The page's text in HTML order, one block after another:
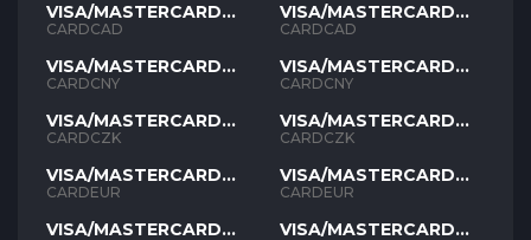
VISA/MASTERCARD
CAD
CARDCAD
VISA/MASTERCARD
CNY
CARDCNY
VISA/MASTERCARD
CZK
CARDCZK
VISA/MASTERCARD
EUR
CARDEUR
VISA/MASTERCARD
VISA/MASTERCARD
CAD
CARDCAD
VISA/MASTERCARD
CNY
CARDCNY
VISA/MASTERCARD
CZK
CARDCZK
VISA/MASTERCARD
EUR
CARDEUR
VISA/MASTERCARD